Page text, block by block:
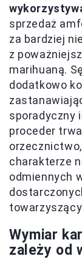
sprzedaż
za bardziej
z
marihuaną.
dodatkowo
sporadyczny
proceder
charakterze
odmiennych
Wymiar
zależy od